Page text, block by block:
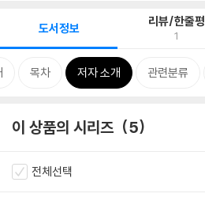
도서정보 리뷰/한줄평
1
목차 저자 소개 관련분류
이 상품의 시리즈 5
전체선택